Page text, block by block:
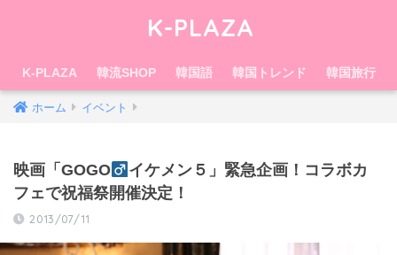
K-PLAZA
K-PLAZA 韓流SHOP 韓国語 韓国トレンド 韓国旅行
ホーム イベント
映画「GOGO
イ​ケメン５」緊急企画！​コラボカ
フェで祝福祭​開催決定！
2013/07/11